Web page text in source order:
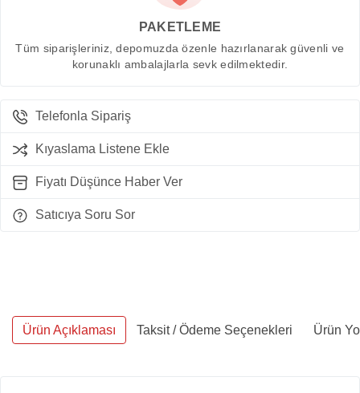
PAKETLEME
Tüm siparişleriniz, depomuzda özenle hazırlanarak güvenli ve
korunaklı ambalajlarla sevk edilmektedir.
Telefonla Sipariş
Kıyaslama Listene Ekle
Fiyatı Düşünce Haber Ver
Satıcıya Soru Sor
Ürün Açıklaması Taksit / Ödeme Seçenekleri Ürün